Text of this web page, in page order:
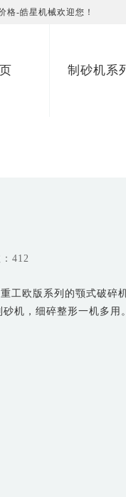
格-皓星机械欢迎您！
制砂机系
412
工欧版系列的颚式破碎
砂机 ，细碎整形一机多用。